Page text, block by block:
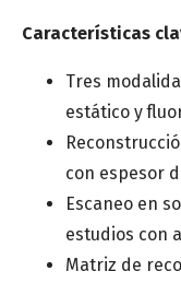
Categoría de interés
Mensaje
Características
Tres
estático y
con espesor
Escaneo en
estudios con
Matriz de